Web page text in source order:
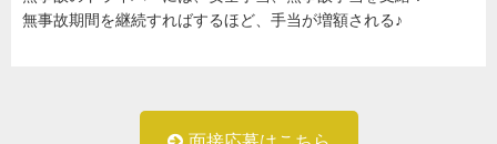
無事故期間を継続すればするほど、手当が増額される♪